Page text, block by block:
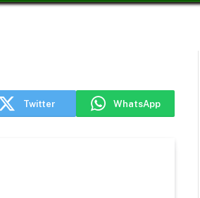
Twitter WhatsApp